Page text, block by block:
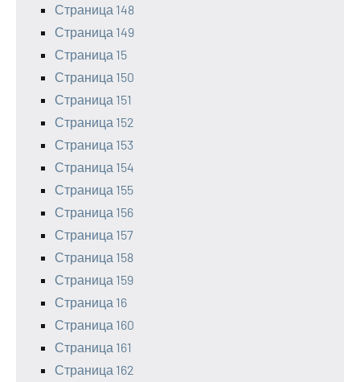
Страница 148
Страница 149
Страница 15
Страница 150
Страница 151
Страница 152
Страница 153
Страница 154
Страница 155
Страница 156
Страница 157
Страница 158
Страница 159
Страница 16
Страница 160
Страница 161
Страница 162